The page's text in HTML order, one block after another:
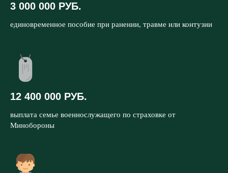
3 000 000 РУБ.
единовременное пособие при ранении, травме или контузии
12 400 000 РУБ.
выплата семье военнослужащего по страховке от
Минобороны